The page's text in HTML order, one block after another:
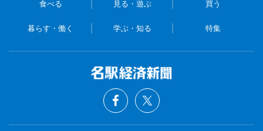
食べる 見る・遊ぶ 買う
暮らす・働く 学ぶ・知る 特集